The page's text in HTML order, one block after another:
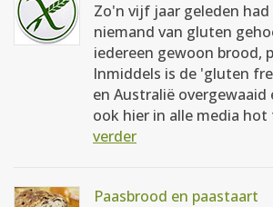
Zo'n vijf jaar geleden
niemand van gluten
iedereen gewoon brood,
Inmiddels is de 'gluten
en Australië
ook hier in alle media hot
verder
Paasbrood en paastaart